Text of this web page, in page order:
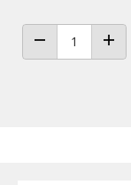
ANZAHL